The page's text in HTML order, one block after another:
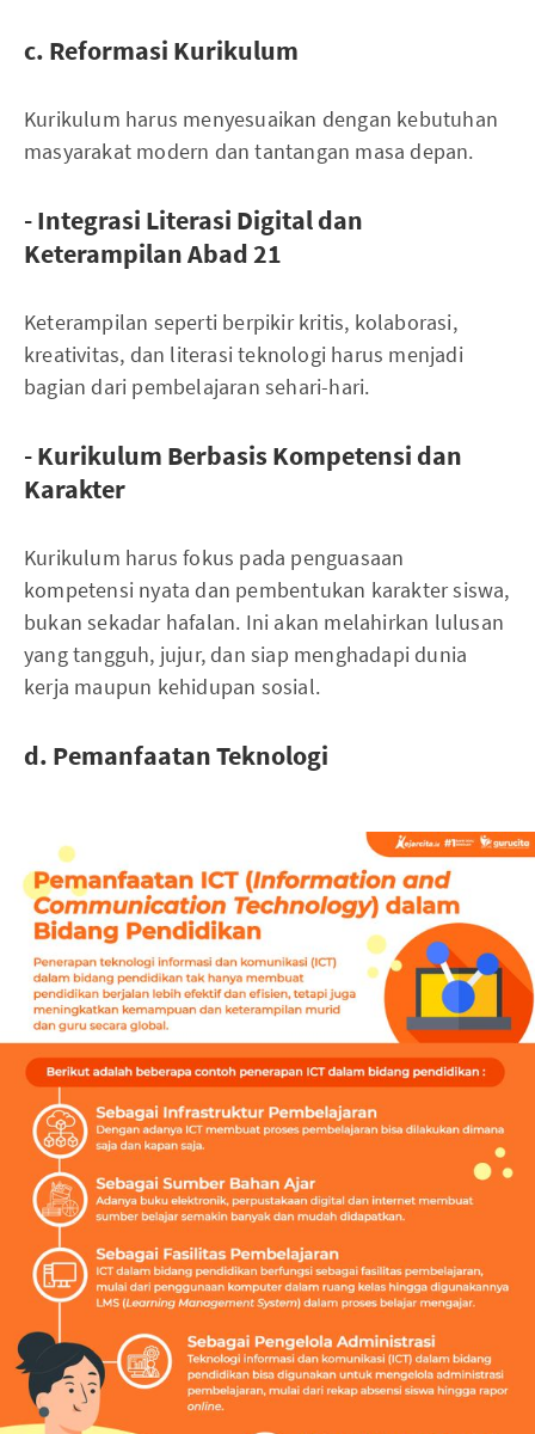
c. Reformasi Kurikulum
Kurikulum harus menyesuaikan dengan kebutuhan
masyarakat modern dan tantangan masa depan.
- Integrasi Literasi Digital dan
Keterampilan Abad 21
Keterampilan seperti berpikir kritis, kolaborasi,
kreativitas, dan literasi teknologi harus menjadi
bagian dari pembelajaran sehari-hari.
- Kurikulum Berbasis Kompetensi dan
Karakter
Kurikulum harus fokus pada penguasaan
kompetensi nyata dan pembentukan karakter siswa,
bukan sekadar hafalan. Ini akan melahirkan lulusan
yang tangguh, jujur, dan siap menghadapi dunia
kerja maupun kehidupan sosial.
d. Pemanfaatan Teknologi